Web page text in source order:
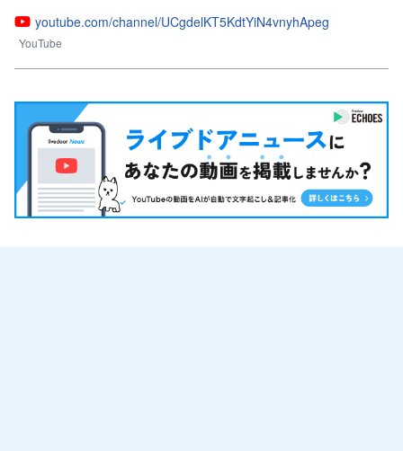
youtube.com/channel/UCgdelKT5KdtYiN4vnyhApeg
YouTube